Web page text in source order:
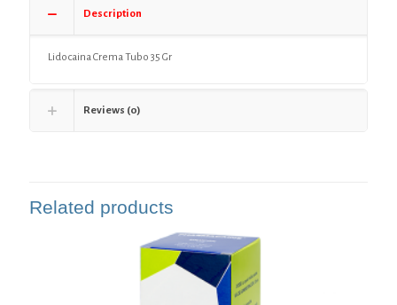
Description
Lidocaina Crema Tubo 35 Gr
Reviews (0)
Related products